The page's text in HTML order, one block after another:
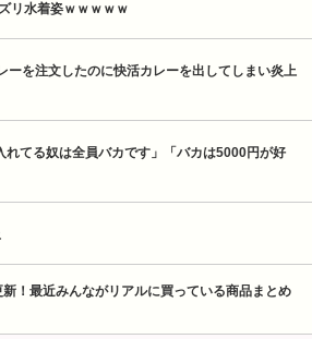
リ水着姿ｗｗｗｗｗ
ーを注文したのに快活カレーを出してしまい炎上
れてる奴は全員バカです」「バカは5000円が好
！最近みんながリアルに買っている商品まとめ